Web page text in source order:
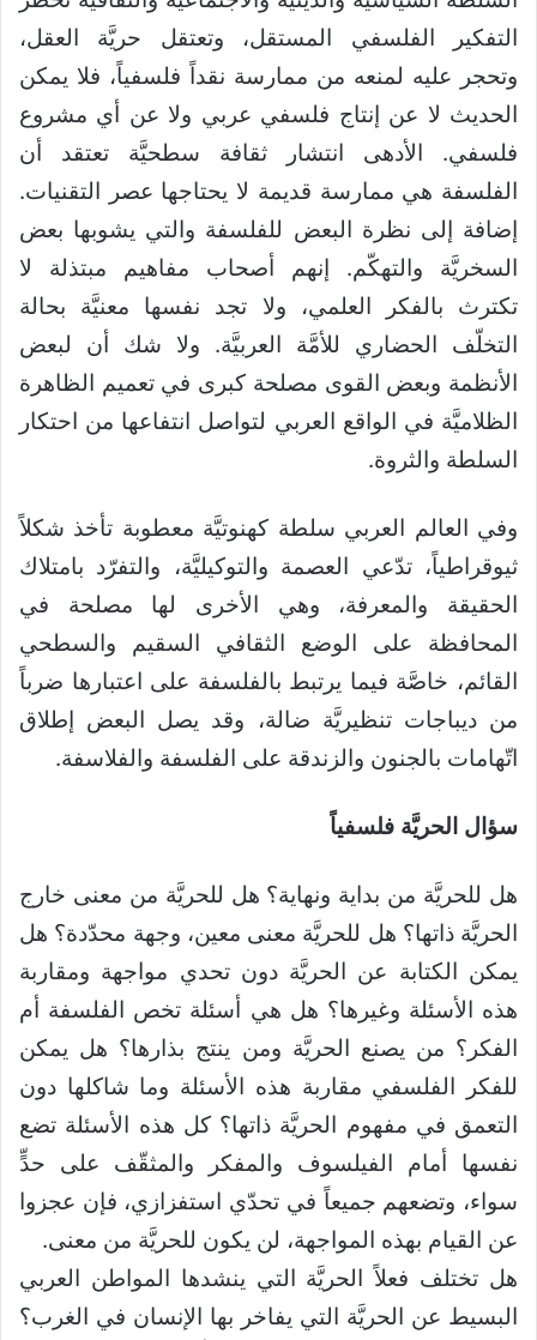
التفكير الفلسفي المستقل، وتعتقل حريَّة العقل،
وتحجر عليه لمنعه من ممارسة نقداً فلسفياً، فلا يمكن
الحديث لا عن إنتاج فلسفي عربي ولا عن أي مشروع
فلسفي. الأدهى انتشار ثقافة سطحيَّة تعتقد أن
الفلسفة هي ممارسة قديمة لا يحتاجها عصر التقنيات.
إضافة إلى نظرة البعض للفلسفة والتي يشوبها بعض
السخريَّة والتهكّم. إنهم أصحاب مفاهيم مبتذلة لا
تكترث بالفكر العلمي، ولا تجد نفسها معنيَّة بحالة
التخلّف الحضاري للأمَّة العربيَّة. ولا شك أن لبعض
الأنظمة وبعض القوى مصلحة كبرى في تعميم الظاهرة
الظلاميَّة في الواقع العربي لتواصل انتفاعها من احتكار
السلطة والثروة.
وفي العالم العربي سلطة كهنوتيَّة معطوبة تأخذ شكلاً
ثيوقراطياً، تدّعي العصمة والتوكيليَّة، والتفرّد بامتلاك
الحقيقة والمعرفة، وهي الأخرى لها مصلحة في
المحافظة على الوضع الثقافي السقيم والسطحي
القائم، خاصَّة فيما يرتبط بالفلسفة على اعتبارها ضرباً
من ديباجات تنظيريَّة ضالة، وقد يصل البعض إطلاق
اتّهامات بالجنون والزندقة على الفلسفة والفلاسفة.
سؤال الحريَّة فلسفياً
هل للحريَّة من بداية ونهاية؟ هل للحريَّة من معنى خارج
الحريَّة ذاتها؟ هل للحريَّة معنى معين، وجهة محدّدة؟ هل
يمكن الكتابة عن الحريَّة دون تحدي مواجهة ومقاربة
هذه الأسئلة وغيرها؟ هل هي أسئلة تخص الفلسفة أم
الفكر؟ من يصنع الحريَّة ومن ينتج بذارها؟ هل يمكن
للفكر الفلسفي مقاربة هذه الأسئلة وما شاكلها دون
التعمق في مفهوم الحريَّة ذاتها؟ كل هذه الأسئلة تضع
نفسها أمام الفيلسوف والمفكر والمثقّف على حدٍّ
سواء، وتضعهم جميعاً في تحدّي استفزازي، فإن عجزوا
عن القيام بهذه المواجهة، لن يكون للحريَّة من معنى.
هل تختلف فعلاً الحريَّة التي ينشدها المواطن العربي
البسيط عن الحريَّة التي يفاخر بها الإنسان في الغرب؟